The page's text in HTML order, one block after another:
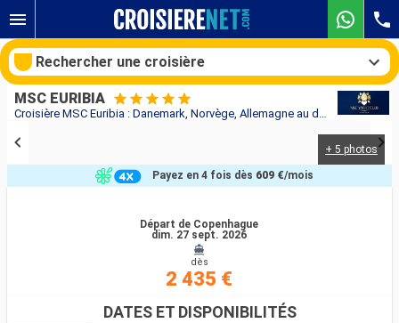
Croisière MSC Euribia : Danemark, Norvège, Allemagne au départ de Copenhague
MSC EURIBIA
+ 5 photos
Départ de Copenhague
dim. 27 sept. 2026
dès
2 435 €
Payez en 4 fois dès 609 €/mois
DATES ET DISPONIBILITÉS
Rechercher une croisière
Compagnies
Rechercher